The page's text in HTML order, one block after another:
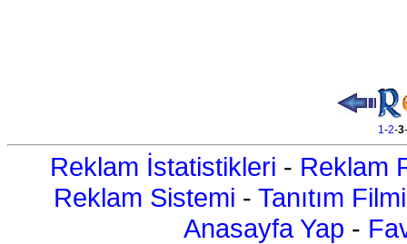
1-2-3-
Reklam İstatistikleri - Reklam
Reklam Sistemi - Tanıtım Filmi
Anasayfa Yap -